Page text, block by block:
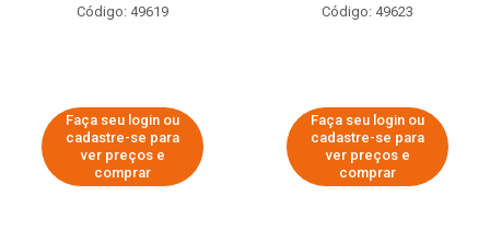
Código: 49619
Faça seu login ou
cadastre-se para
ver preços e
comprar
Código: 49623
Faça seu login ou
cadastre-se para
ver preços e
comprar